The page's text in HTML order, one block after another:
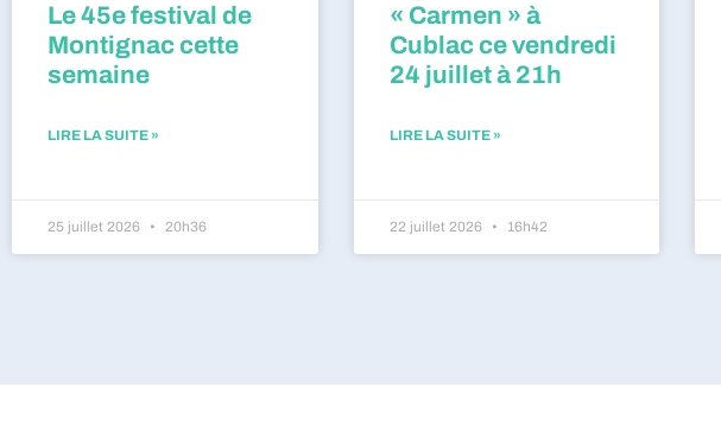
Le 45e festival de
Montignac cette
semaine
LIRE LA SUITE »
25 juillet 2026 20h36
« Carmen » à
Cublac ce vendredi
24 juillet à 21h
LIRE LA SUITE »
22 juillet 2026 16h42